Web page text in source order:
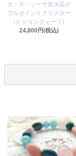
カ・デ・ソーザ産水晶ダ
ブルポイントクラスター
（ビジョンクォーツ）
24,800円(税込)